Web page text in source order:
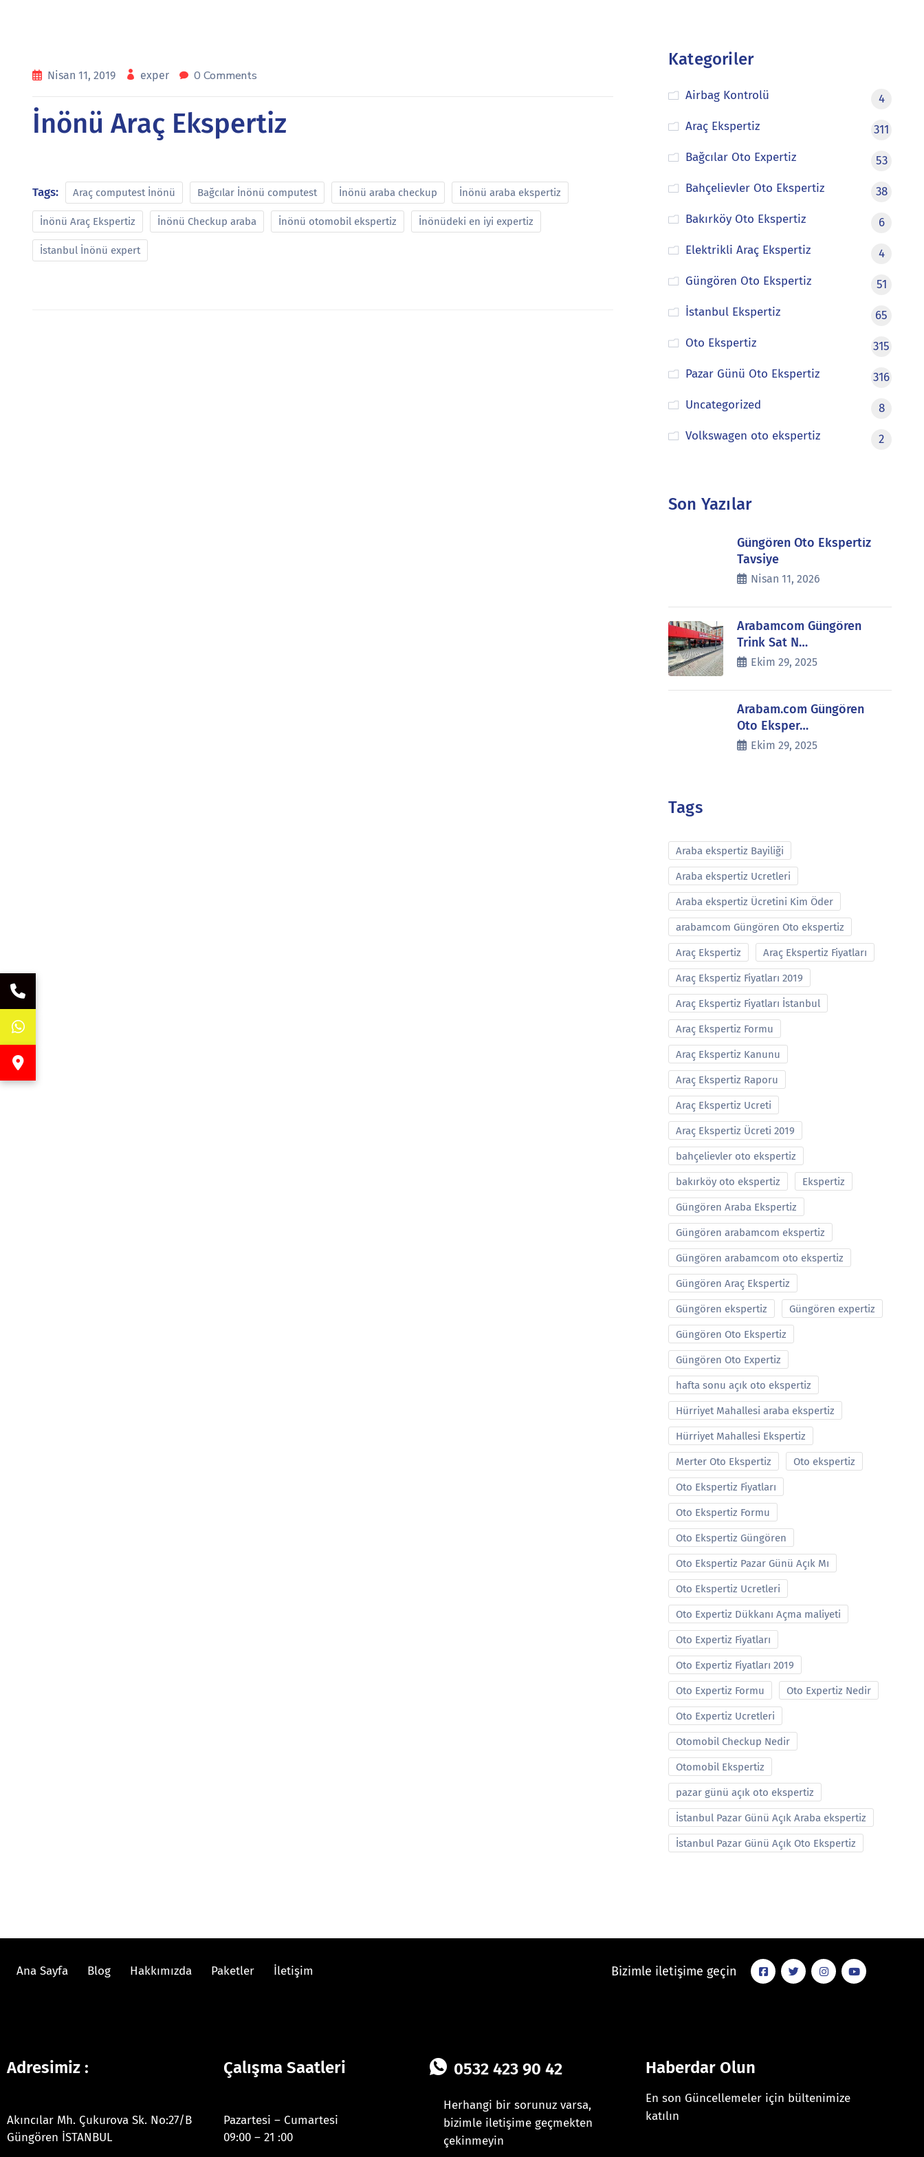
Nisan 11, 2019 exper 0 Comments
İnönü Araç Ekspertiz
Tags: Araç computest İnönü Bağcılar İnönü computest İnönü araba checkup İnönü araba ekspertiz
İnönü Araç Ekspertiz İnönü Checkup araba İnönü otomobil ekspertiz İnönüdeki en iyi expertiz
İstanbul İnönü expert
Kategoriler
Airbag Kontrolü
4
Araç Ekspertiz
311
Bağcılar Oto Expertiz
53
Bahçelievler Oto Ekspertiz
38
Bakırköy Oto Ekspertiz
6
Elektrikli Araç Ekspertiz
4
Güngören Oto Ekspertiz
51
İstanbul Ekspertiz
65
Oto Ekspertiz
315
Pazar Günü Oto Ekspertiz
316
Uncategorized
8
Volkswagen oto ekspertiz
2
Son Yazılar
Güngören Oto Ekspertiz
Tavsiye
Nisan 11, 2026
Arabamcom Güngören
Trink Sat N…
Ekim 29, 2025
Arabam.com Güngören
Oto Eksper…
Ekim 29, 2025
Tags
Araba ekspertiz Bayiliği
Araba ekspertiz Ucretleri
Araba ekspertiz Ücretini Kim Öder
arabamcom Güngören Oto ekspertiz
Araç Ekspertiz Araç Ekspertiz Fiyatları
Araç Ekspertiz Fiyatları 2019
Araç Ekspertiz Fiyatları İstanbul
Araç Ekspertiz Formu
Araç Ekspertiz Kanunu
Araç Ekspertiz Raporu
Araç Ekspertiz Ucreti
Araç Ekspertiz Ücreti 2019
bahçelievler oto ekspertiz
bakırköy oto ekspertiz Ekspertiz
Güngören Araba Ekspertiz
Güngören arabamcom ekspertiz
Güngören arabamcom oto ekspertiz
Güngören Araç Ekspertiz
Güngören ekspertiz Güngören expertiz
Güngören Oto Ekspertiz
Güngören Oto Expertiz
hafta sonu açık oto ekspertiz
Hürriyet Mahallesi araba ekspertiz
Hürriyet Mahallesi Ekspertiz
Merter Oto Ekspertiz Oto ekspertiz
Oto Ekspertiz Fiyatları
Oto Ekspertiz Formu
Oto Ekspertiz Güngören
Oto Ekspertiz Pazar Günü Açık Mı
Oto Ekspertiz Ucretleri
Oto Expertiz Dükkanı Açma maliyeti
Oto Expertiz Fiyatları
Oto Expertiz Fiyatları 2019
Oto Expertiz Formu Oto Expertiz Nedir
Oto Expertiz Ucretleri
Otomobil Checkup Nedir
Otomobil Ekspertiz
pazar günü açık oto ekspertiz
İstanbul Pazar Günü Açık Araba ekspertiz
İstanbul Pazar Günü Açık Oto Ekspertiz
Ana Sayfa Blog Hakkımızda Paketler İletişim Bizimle iletişime geçin
Adresimiz :
Akıncılar Mh. Çukurova Sk. No:27/B
Güngören İSTANBUL
Çalışma Saatleri
Pazartesi – Cumartesi
09:00 – 21 :00
0532 423 90 42
Herhangi bir sorunuz varsa,
bizimle iletişime geçmekten
çekinmeyin
Haberdar Olun
En son Güncellemeler için bültenimize
katılın